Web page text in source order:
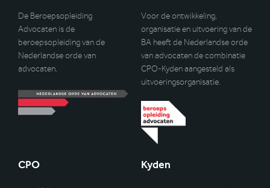
De Beroepsopleiding
Advocaten is de
beroepsopleiding van de
Nederlandse orde van
advocaten.
Voor de ontwikkeling,
organisatie en uitvoering van de
BA heeft de Nederlandse orde
van advocaten de combinatie
CPO-Kyden aangesteld als
uitvoeringsorganisatie.
CPO Kyden